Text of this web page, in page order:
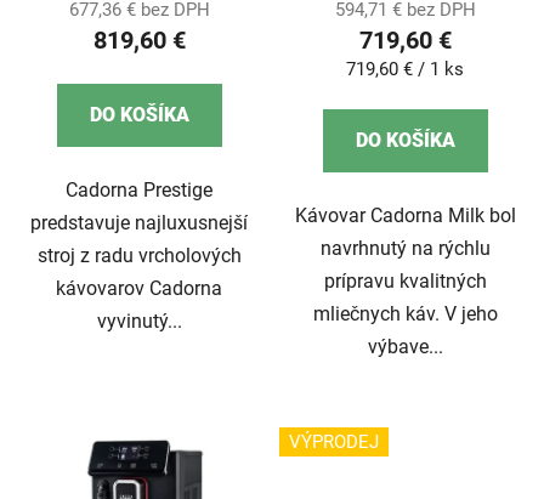
677,36 € bez DPH
819,60 €
DO KOŠÍKA
Cadorna Prestige
predstavuje najluxusnejší
stroj z radu vrcholových
kávovarov Cadorna
vyvinutý...
594,71 € bez DPH
719,60 €
Jednotková
719,60 € / 1 ks
DO KOŠÍKA
Kávovar Cadorna Milk bol
navrhnutý na rýchlu
prípravu kvalitných
mliečnych káv. V jeho
výbave...
VÝPRODEJ